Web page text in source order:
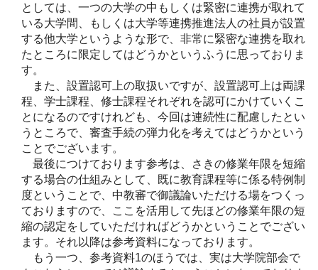
としては、一つの大学の中もしくは緊密に連携が取れて
いる大学間、もしくは大学等連携推進法人の社員が設置
する他大学というような形で、非常に緊密な連携を取れ
たところに限定してはどうかというふうに思っておりま
す。
また、設置認可上の取扱いですが、設置認可上は両課
程、学士課程、修士課程それぞれを認可にかけていくこ
とになるのですけれども、今回は連続性に配慮したとい
うところで、審査手続の弾力化を考えてはどうかという
ことでございます。
最後につけております参考は、さきの修業年限を短縮
する場合の仕組みとして、既に教育課程等に係る特例制
度ということで、中教審で御議論いただける場をつくっ
ておりますので、ここを活用して先ほどの修業年限の短
縮の認定をしていただければどうかということでござい
ます。それ以降は参考資料になっております。
もう一つ、参考資料1のほうでは、実は大学院部会で